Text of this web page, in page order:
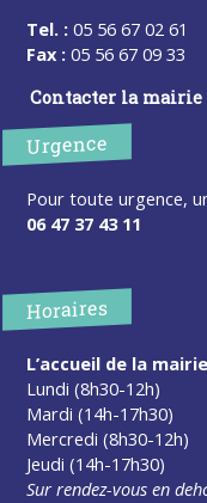
Tel. : 05 56 67 02 61
Fax : 05 56 67 09 33
Contacter la mairie
Urgence
Pour toute urgence,
06 47 37 43 11
Horaires
L’accueil de la
Lundi (8h30-12h)
Mardi (14h-17h30)
Mercredi (8h30-12h)
Jeudi (14h-17h30)
Sur rendez-vous en